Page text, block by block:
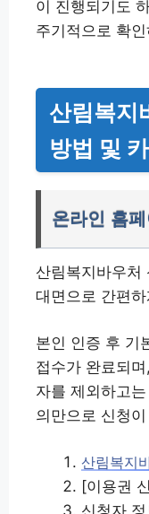
이 진행되기도
주기적으로 확
산림복지
방법 및
온라인 홈
산림복지바우처
대면으로 간편
본인 인증 후 기
접수가 완료되
자를 제외하고
의만으로 신청
산림복지
[이용권
신청자